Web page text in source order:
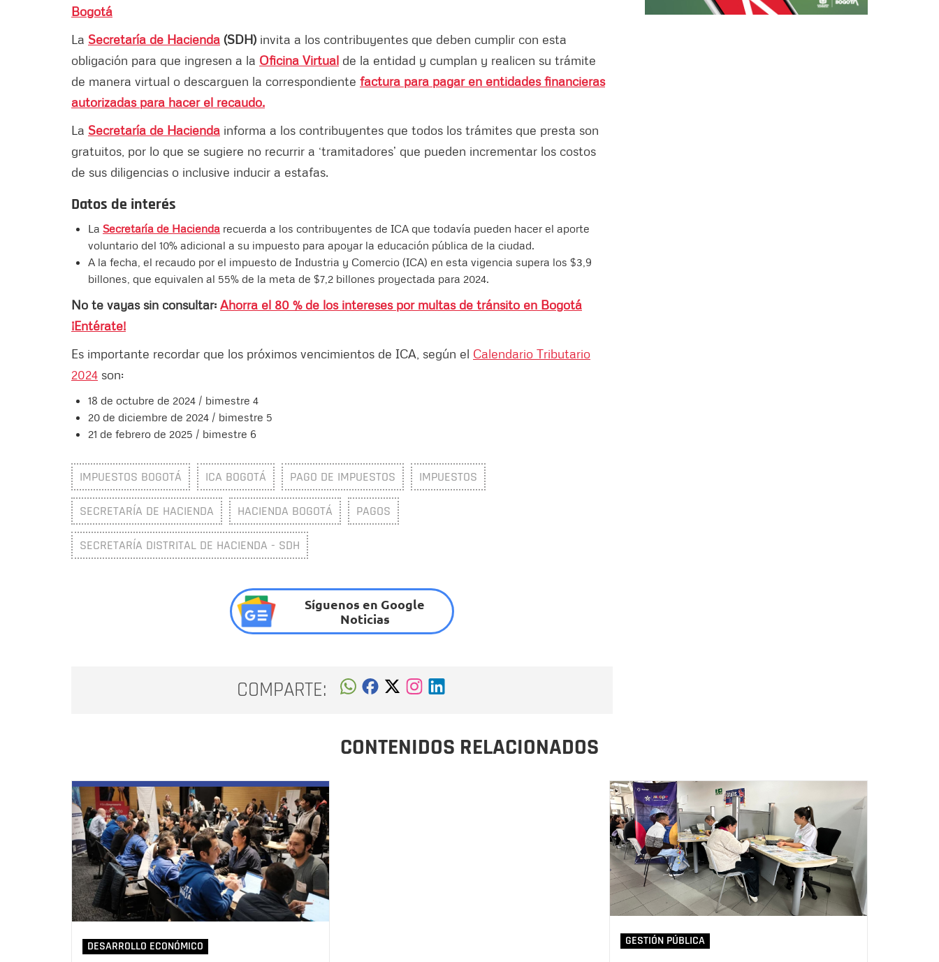
Bogotá
La Secretaría de Hacienda (SDH) invita a los contribuyentes que deben cumplir con esta
obligación para que ingresen a la Oficina Virtual de la entidad y cumplan y realicen su trámite
de manera virtual o descarguen la correspondiente factura para pagar en entidades financieras
autorizadas para hacer el recaudo.
La Secretaría de Hacienda informa a los contribuyentes que todos los trámites que presta son
gratuitos, por lo que se sugiere no recurrir a ‘tramitadores’ que pueden incrementar los costos
de sus diligencias o inclusive inducir a estafas.
Datos de interés
La Secretaría de Hacienda recuerda a los contribuyentes de ICA que todavía pueden hacer el aporte
voluntario del 10% adicional a su impuesto para apoyar la educación pública de la ciudad.
A la fecha, el recaudo por el impuesto de Industria y Comercio (ICA) en esta vigencia supera los $3,9
billones, que equivalen al 55% de la meta de $7,2 billones proyectada para 2024.
No te vayas sin consultar: Ahorra el 80 % de los intereses por multas de tránsito en Bogotá
¡Entérate!
Es importante recordar que los próximos vencimientos de ICA, según el Calendario Tributario
2024 son:
18 de octubre de 2024 / bimestre 4
20 de diciembre de 2024 / bimestre 5
21 de febrero de 2025 / bimestre 6
IMPUESTOS BOGOTÁ ICA BOGOTÁ PAGO DE IMPUESTOS IMPUESTOS
SECRETARÍA DE HACIENDA HACIENDA BOGOTÁ PAGOS
SECRETARÍA DISTRITAL DE HACIENDA - SDH
Síguenos en Google
Noticias
COMPARTE:
CONTENIDOS RELACIONADOS
DESARROLLO ECONÓMICO GESTIÓN PÚBLICA